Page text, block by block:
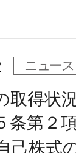
ニュー
取得状
条第２
己株式